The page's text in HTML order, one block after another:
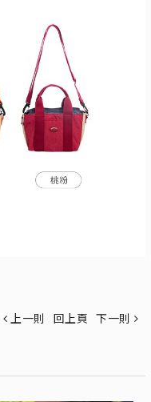
上一則 回上頁 下一則